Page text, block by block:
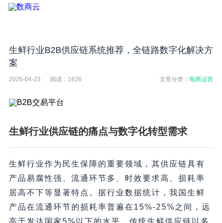
生鲜行业B2B供应链系统推荐，全链路数字化解决方
案
2026-04-23 阅读： 1626 文章分类：电商运营
生鲜行业供应链的痛点与数字化转型需求
生鲜行业作为民生保障的重要领域，其供应链具有
产品易腐性强、流通环节多、时效要求高、损耗率
居高不下等显著特点。据行业数据统计，我国生鲜
产品在流通环节的损耗率普遍在15%-25%之间，远